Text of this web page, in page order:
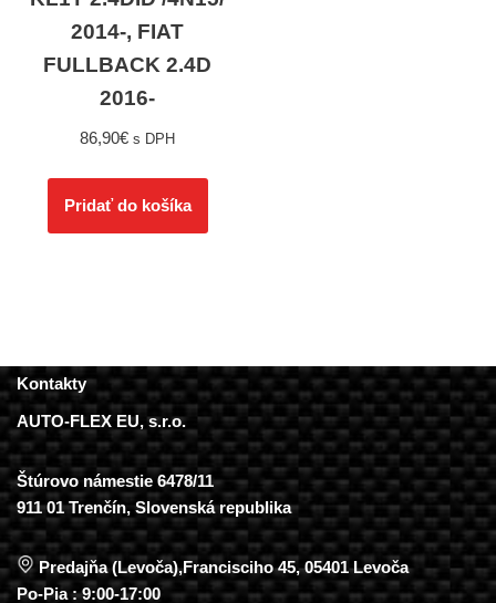
2014-, FIAT
FULLBACK 2.4D
2016-
86,90€ s DPH
Pridať do košíka
Kontakty
AUTO-FLEX EU, s.r.o.
Štúrovo námestie 6478/11
911 01 Trenčín, Slovenská republika
Predajňa (Levoča),Francisciho 45, 05401 Levoča
Po-Pia : 9:00-17:00